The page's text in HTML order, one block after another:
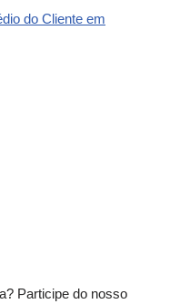
do Cliente em
Participe do nosso